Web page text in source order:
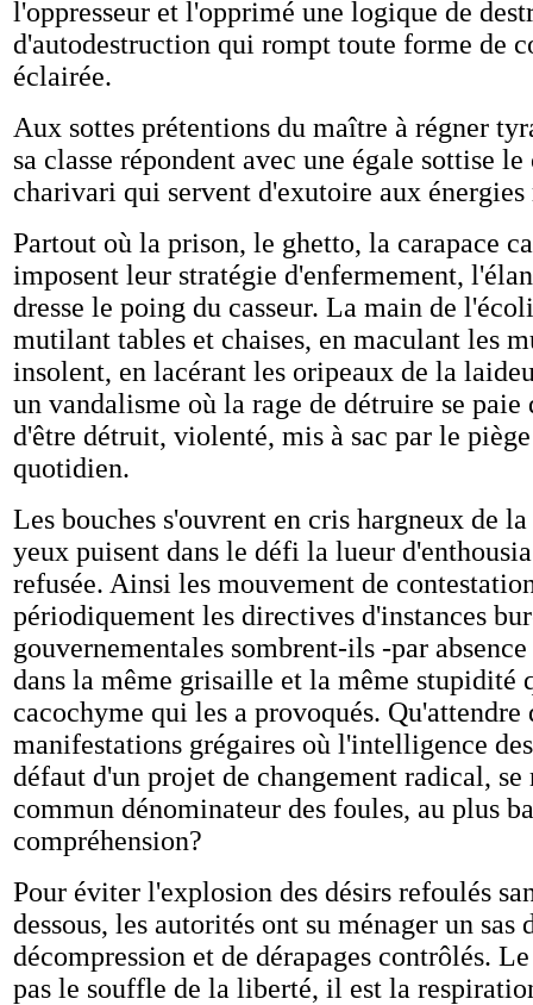
l'oppresseur et l'opprimé une logique de
d'autodestruction qui rompt toute forme de
éclairée.
Aux sottes prétentions du maître à régner
sa classe répondent avec une égale sottise
charivari qui servent d'exutoire aux énergies
Partout où la prison, le ghetto, la carapace
imposent leur stratégie d'enfermement,
dresse le poing du casseur. La main de
mutilant tables et chaises, en maculant les
insolent, en lacérant les oripeaux de la
un vandalisme où la rage de détruire se paie
d'être détruit, violenté, mis à sac par le
quotidien.
Les bouches s'ouvrent en cris hargneux de
yeux puisent dans le défi la lueur
refusée. Ainsi les mouvement de
périodiquement les directives d'instances
gouvernementales sombrent-ils -par
dans la même grisaille et la même stupidité
cacochyme qui les a provoqués. Qu'attendre
manifestations grégaires où l'intelligence
défaut d'un projet de changement radical, se
commun dénominateur des foules, au plus
compréhension?
Pour éviter l'explosion des désirs refoulés
dessous, les autorités ont su ménager un sas
décompression et de dérapages contrôlés.
pas le souffle de la liberté, il est la